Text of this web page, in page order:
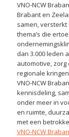
VNO-NCW
Brabant en
samen,
thema’s die
dan 3.000 leden
automotive, zorg
regionale
VNO-NCW
kennisdeling,
onder meer in
en ruimte,
met een
VNO-NCW